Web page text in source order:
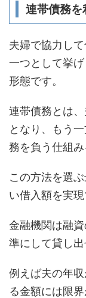
連帯債務を
夫婦で協力し
一つとして挙
形態です。
連帯債務とは
となり、もう
務を負う仕組み
この方法を選
い借入額を実
金融機関は融
準にして貸し出
例えば夫の年
る金額には限界